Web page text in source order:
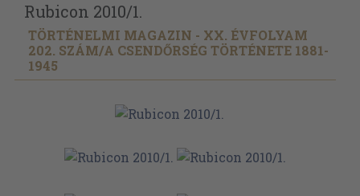
Rubicon 2010/1.
TÖRTÉNELMI MAGAZIN - XX. ÉVFOLYAM
202. SZÁM/A CSENDŐRSÉG TÖRTÉNETE 1881-
1945